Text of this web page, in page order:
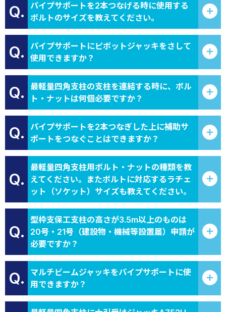
Q.
パイプサポートを2本つなげる時に使用する
ボルトのサイズを教えてください。
Q.
パイプサポートにピボットジャッキをさして
使用できますか？
Q.
最軽量四角支柱の支柱を連結する時に、ボル
ト・ナットは何個必要ですか？
Q.
パイプサポートを2本つなぎした上に補助サ
ポートをつなぐことはできますか？
Q.
最軽量四角支柱用ボルト・ナットの種類を教
えてください。またボルトに対応するラチェ
ット（ソケット）サイズも教えてください。
Q.
型枠支保工支柱の高さが3.5m以上のものは
20号・21号（建設物・機械等設置届）申請が
必要ですか？
Q.
マルチビームジャッキをパイプサポートに使
用できますか？